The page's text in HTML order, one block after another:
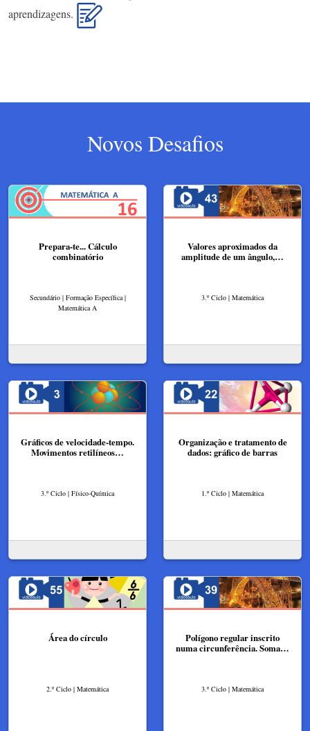
aprendizagens.
Novos Desafios
Prepara-te... Cálculo
combinatório
Secundário | Formação Específica |
Matemática A
Valores aproximados da
amplitude de um ângulo,…
3.º Ciclo | Matemática
Gráficos de velocidade-tempo.
Movimentos retilíneos…
3.º Ciclo | Físico-Química
Organização e tratamento de
dados: gráfico de barras
1.º Ciclo | Matemática
Área do círculo
2.º Ciclo | Matemática
Polígono regular inscrito
numa circunferência. Soma…
3.º Ciclo | Matemática